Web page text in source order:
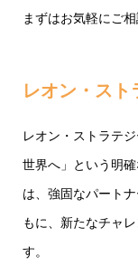
まずはお気軽にご相
レオン・スト
レオン・ストラテ
世界へ」という明
は、強固なパート
もに、新たなチャ
す。